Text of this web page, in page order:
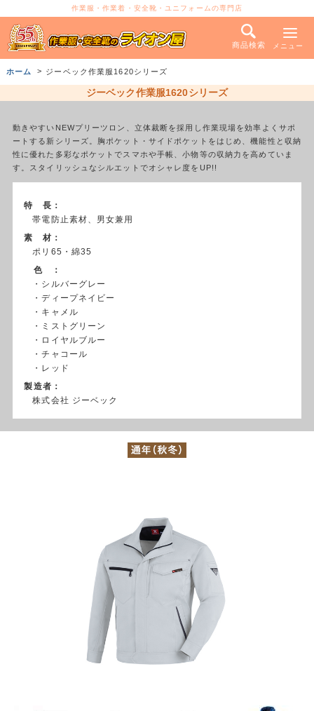
作業服・作業着・安全靴・ユニフォームの専門店
商品検索 メニュー
ホーム ジーベック作業服1620シリーズ
ジーベック作業服1620シリーズ
動きやすいNEWプリーツロン、立体裁断を採用し作業現場を効率よくサポ
ートする新シリーズ。胸ポケット・サイドポケットをはじめ、機能性と収納
性に優れた多彩なポケットでスマホや手帳、小物等の収納力を高めていま
す。スタイリッシュなシルエットでオシャレ度をUP!!
特 長：
帯電防止素材、男女兼用
素 材：
ポリ65・綿35
色 ：
・シルバーグレー
・ディープネイビー
・キャメル
・ミストグリーン
・ロイヤルブルー
・チャコール
・レッド
製造者：
株式会社 ジーベック